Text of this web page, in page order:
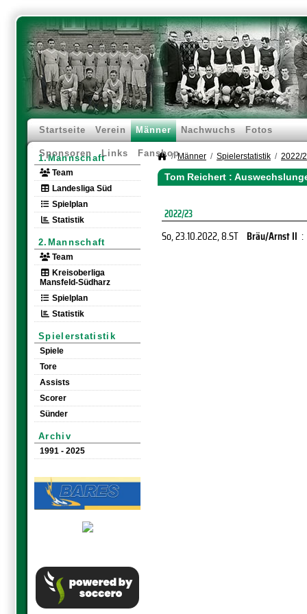
Startseite Verein Männer Nachwuchs Fotos
Sponsoren Links Fanshop
1.Mannschaft
Team
Landesliga Süd
Spielplan
Statistik
2.Mannschaft
Team
Kreisoberliga
Mansfeld-Südharz
Spielplan
Statistik
Spielerstatistik
Spiele
Tore
Assists
Scorer
Sünder
Archiv
1991 - 2025
Männer Spielerstatistik 2022/
Tom Reichert :
2022/23
So, 23.10.2022, 8.ST Bräu/Arnst II :